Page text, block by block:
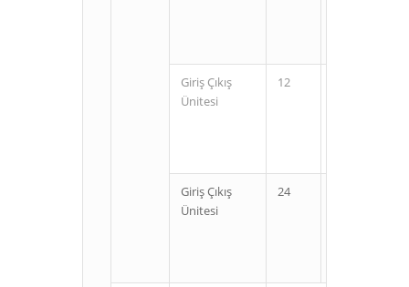
Giriş Çıkış
Ünitesi
12
Giriş Çıkış
Ünitesi
24